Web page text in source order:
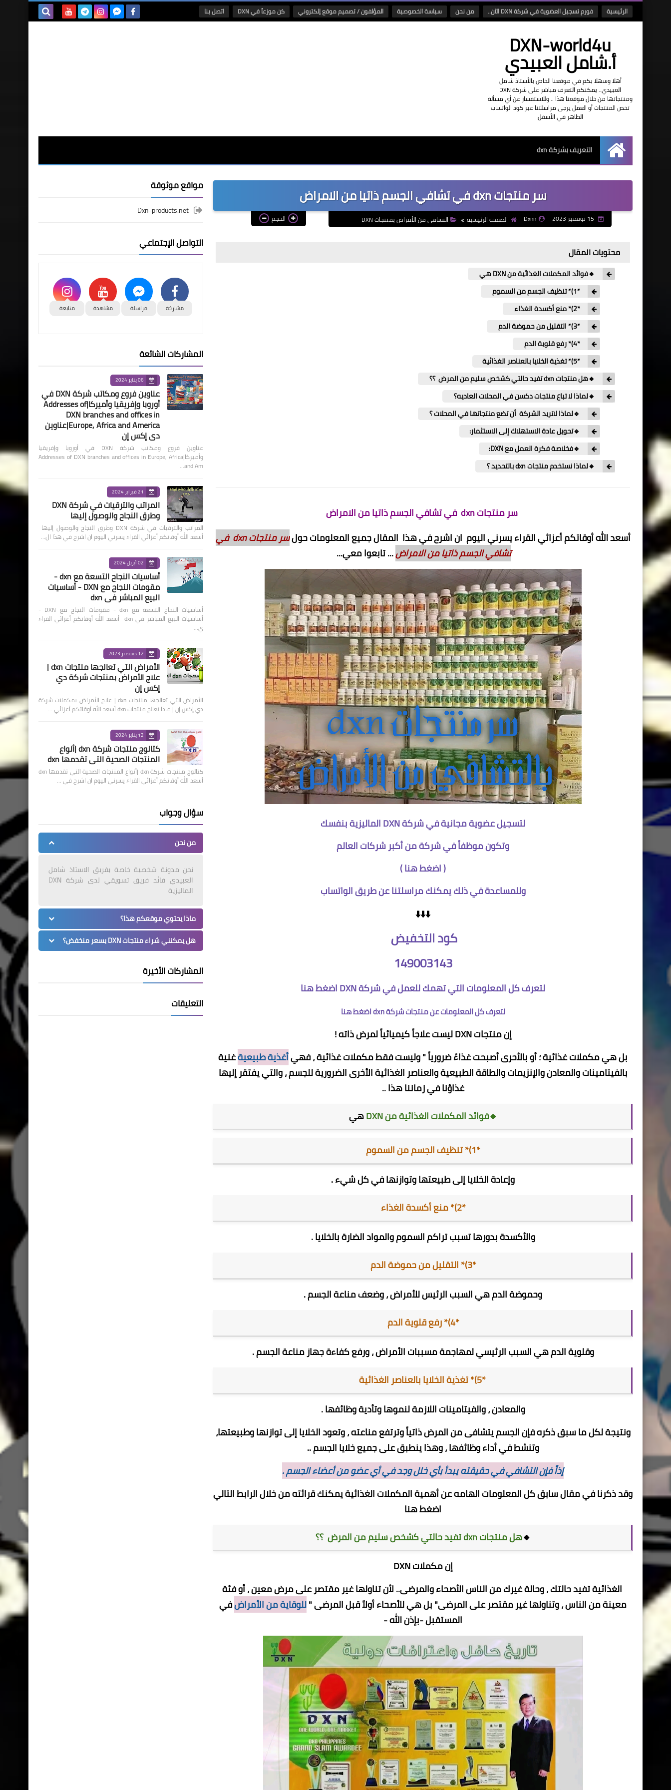
الرئيسية فورم تسجيل العضوية في شركة DXN الآن.. من نحن سياسة الخصوصية المؤلفون / تصميم موقع إلكتروني كن موزعاً في DXN اتصل بنا
DXN-world4u
أ.شامل العبيدي
أهلا وسهلا بكم في موقعنا الخاص بالأستاذ شامل
العبيدي.. يمكنكم التعرف مباشر على شركة DXN
ومنتجاتها من خلال موقعنا هذا .. وللاستفسار عن أي مسألة
تخص المنتجات أو العمل يرجى مراسلتنا عبر كود الواتساب
الظاهر في الأسفل
الرئيسية
التعريف بشركة dxn
سر منتجات dxn في تشافي الجسم ذاتيا من الامراض
Dxnn الصفحة الرئيسية التشافي من الأمراض بمنتجات DXN الحجم
محتويات المقال
🔸فوائد المكملات الغذائية من DXN هي
*1)* تنظيف الجسم من السموم
*2)* منع أكسدة الغذاء
*3)* التقليل من حموضة الدم
*4)* رفع قلوية الدم
*5)* تغذية الخلايا بالعناصر الغذائية
🔸هل منتجات dxn تفيد حالتي كشخص سليم من المرض ؟؟
🔸لماذا لا تباع منتجات دكسن في المحلات العاديه؟
🔹لماذا لاتريد الشركة أن تضع منتجاتها في المحلات ؟
🔹تحويل عادة الاستهلاك إلى الاستثمار:
🔹فخلاصة فكرة العمل مع DXN:
🔸لماذا نستخدم منتجات dxn بالتحديد ؟
سر منتجات dxn في تشافي الجسم ذاتيا من الامراض
أسعد الله أوقاتكم أعزائي القراء يسرني اليوم ان اشرح في هذا المقال جميع المعلومات حول
سر منتجات dxn في
تشافي الجسم ذاتيا من الامراض... تابعوا معي...
لتسجيل عضوية مجانية في شركة DXN الماليزية بنفسك
وتكون موظفاً في شركة من أكبر شركات العالم
(اضغط هنا)
وللمساعدة في ذلك يمكنك مراسلتنا عن طريق الواتساب
⬇️⬇️⬇️
كود التخفيض
149003143
لتعرف كل المعلومات التي تهمك للعمل في شركة DXN اضغط هنا
لتعرف كل المعلومات عن منتجات شركة dxn اضغط هنا
إن منتجات DXN ليست علاجاً كيميائياً لمرض ذاته !
بل هي مكملات غذائية ؛ أو بالأحرى أصبحت غذاءً ضرورياً " وليست فقط مكملات غذائية ، فهيأغذية طبيعيةغنية
بالفيتامينات والمعادن والإنزيمات والطاقة الطبيعية والعناصر الغذائية الأخرى الضرورية للجسم ، والتي يفتقر إليها
غذاؤنا في زماننا هذا ..
🔸فوائد المكملات الغذائية من DXN
هي
*1)* تنظيف الجسم من السموم
وإعادة الخلايا إلى طبيعتها وتوازنها في كل شيء .
*2)* منع أكسدة الغذاء
والأكسدة بدورها تسبب تراكم السموم والمواد الضارة بالخلايا .
*3)* التقليل من حموضة الدم
وحموضة الدم هي السبب الرئيس للأمراض ، وضعف مناعة الجسم .
*4)* رفع قلوية الدم
وقلوية الدم هي السبب الرئيسي لمهاجمة مسببات الأمراض ، ورفع كفاءة جهاز مناعة الجسم .
*5)* تغذية الخلايا بالعناصر الغذائية
والمعادن ، والفيتامينات اللازمة لنموها وتأدية وظائفها .
ونتيجة لكل ما سبق ذكره فإن الجسم يتشافى من المرض ذاتياً وترتفع مناعته ، وتعود الخلايا إلى توازنها وطبيعتها،
وتنشط في أداء وظائفها ، وهذا ينطبق على جميع خلايا الجسم ..
إذاً فإن التشافي في حقيقته يبدأ بأي خلل وجد في أي عضو من أعضاء الجسم .
وقد ذكرنا في مقال سابق كل المعلومات الهامه عن أهمية المكملات الغذائية يمكنك قرائته من خلال الرابط التالي
اضغط هنا
🔸هل منتجات dxn تفيد حالتي كشخص سليم من المرض ؟؟
إن مكملات DXN
الغذائية تفيد حالتك ، وحالة غيرك من الناس الأصحاء والمرضى.. لأن تناولها غير مقتصر على مرض معين ، أو فئة
معينة من الناس ، وتناولها غير مقتصر على المرضى" بل هي للأصحاء أولاً قبل المرضى "للوقاية من الأمراضفي
المستقبل -بإذن الله -
مواقع موثوقة
Dxn-products.net
التواصل الإجتماعي
مشاركة مراسلة مشاهدة متابعة
المشاركات الشائعة
06 يناير 2024
عناوين فروع ومكاتب شركة DXN في
أوروبا وإفريقيا وأميركا|Addresses of
DXN branches and offices in
Europe, Africa and America|عناوين
دي إكس إن
عناوين فروع ومكاتب شركة DXN في أوروبا وإفريقيا
وأميركا|Addresses of DXN branches and offices in Europe, Africa
and Am…
21 فبراير 2024
المراتب والترقيات في شركة DXN
وطرق النجاح والوصول إليها
المراتب والترقيات في شركة DXN وطرق النجاح والوصول إليها
أسعد الله أوقاتكم أعزائي القراء يسرني اليوم ان اشرح في هذا ال…
02 أبريل 2024
أساسيات النجاح التسعة مع dxn -
مقومات النجاح مع DXN - أساسيات
البيع المباشر في dxn
أساسيات النجاح التسعة مع dxn - مقومات النجاح مع DXN -
أساسيات البيع المباشر في dxn أسعد الله أوقاتكم أعزائي القراء
ي…
12 ديسمبر 2023
الأمراض التي تعالجها منتجات dxn |
علاج الأمراض بمنتجات شركة دي
إكس إن
الأمراض التي تعالجها منتجات dxn | علاج الأمراض بمكملات شركة
دي إكس إن | ماذا تعالج منتجات dxn أسعد الله أوقاتكم أعزائي …
12 يناير 2024
كتالوج منتجات شركة dxn |أنواع
المنتجات الصحية التي تقدمها dxn
كتالوج منتجات شركة dxn |أنواع المنتجات الصحية التي تقدمها dxn
أسعد الله أوقاتكم أعزائي القراء يسرني اليوم ان اشرح في …
سؤال وجواب
من نحن
نحن مدونة شخصية خاصة بفريق الاستاذ شامل
العبيدي قائد فريق تسويقي لدى شركة DXN
الماليزية
ماذا يحتوي موقعكم هذا؟
هل يمكنني شراء منتجات DXN بسعر منخفض؟
المشاركات الأخيرة
التعليقات